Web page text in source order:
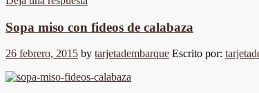
Sopa miso con fideos de calabaza
26 febrero, 2015 by tarjetadembarque Escrito por: